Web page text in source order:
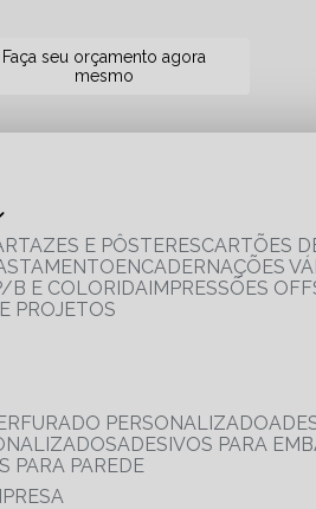
Faça seu orçamento agora
mesmo
E PÔSTERES CARTÕES
ENCADERNAÇÕES
B E COLORIDA IMPRESSÕES
PROJETOS
PERSONALIZADO
ADESIVOS PARA
PARA PAREDE